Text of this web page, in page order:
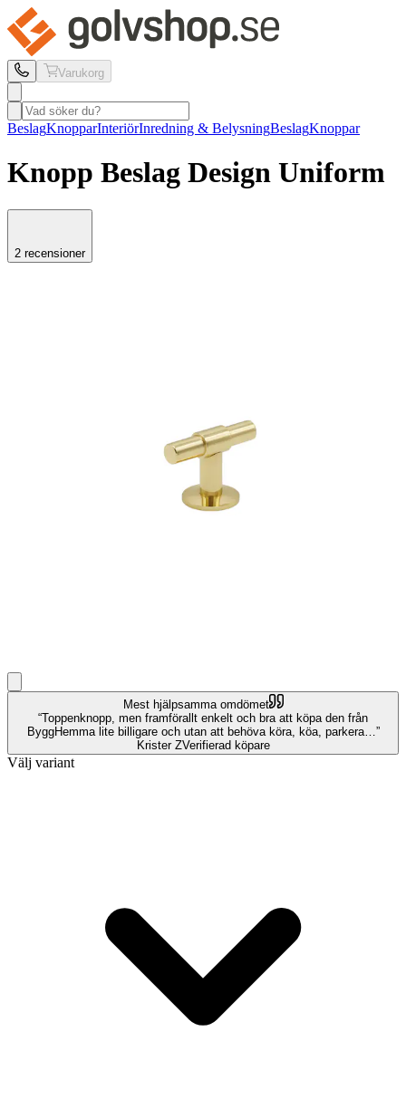
Varukorg
BeslagKnopparInteriörInredning & BelysningBeslagKnoppar
Knopp Beslag Design Uniform
2 recensioner
Mest hjälpsamma omdömet
Toppenknopp, men framförallt enkelt och bra att köpa den från
ByggHemma lite billigare och utan att behöva köra, köa, parkera…
Krister ZVerifierad köpare
Välj variant